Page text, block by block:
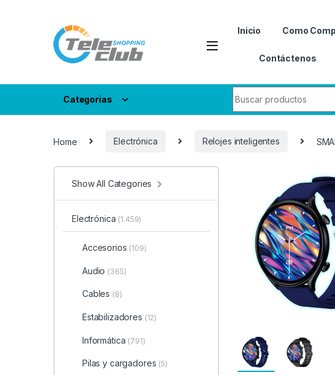
Inicio Como
Contáctenos
Categorias
Home Electrónica Relojes inteligentes
Show All Categories
Electrónica (1.459)
Accesorios (109)
Audio (365)
Cables (8)
Estabilizadores (12)
Informática (791)
Pilas y cargadores (5)